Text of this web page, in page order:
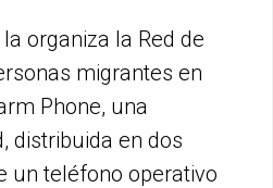
organiza la Red de
migrantes en
Phone, una
distribuida en dos
un teléfono operativo